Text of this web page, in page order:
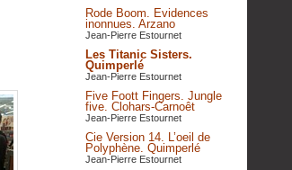
Rode Boom. Evidences
inonnues. Arzano
Jean-Pierre Estournet
Les Titanic Sisters.
Quimperlé
Jean-Pierre Estournet
Five Foott Fingers. Jungle
five. Clohars-Carnoêt
Jean-Pierre Estournet
Cie Version 14. L’oeil de
Polyphène. Quimperlé
Jean-Pierre Estournet